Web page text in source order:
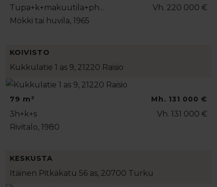
Tupa+k+makuutila+ph…
Mökki tai huvila, 1965
Vh. 220 000 €
KOIVISTO
Kukkulatie 1 as 9, 21220 Raisio
79 m²
3h+k+s
Rivitalo, 1980
Mh. 131 000 €
Vh. 131 000 €
KESKUSTA
Itäinen Pitkäkatu 56 as, 20700 Turku